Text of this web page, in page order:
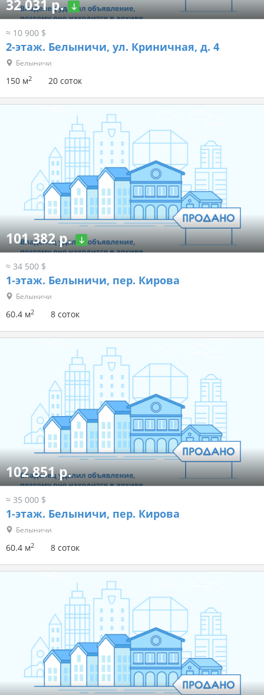
32 031 р.
≈ 10 900 $
2-этаж. Белыничи, ул. Криничная, д. 4
Белыничи
150 м2 20 соток
101 382 р.
≈ 34 500 $
1-этаж. Белыничи, пер. Кирова
Белыничи
60.4 м2 8 соток
102 851 р.
≈ 35 000 $
1-этаж. Белыничи, пер. Кирова
Белыничи
60.4 м2 8 соток